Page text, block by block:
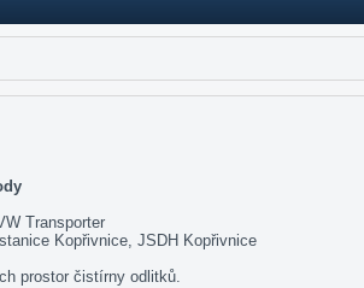
Transporter
Kopřivnice, JSDH Kopřivnice
prostor čistírny odlitků.